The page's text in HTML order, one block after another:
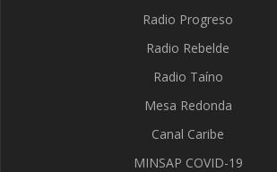
Radio Progreso
Radio Rebelde
Radio Taíno
Mesa Redonda
Canal Caribe
MINSAP COVID-19